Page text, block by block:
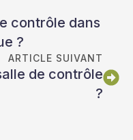
contrôle dans
?
ARTICLE SUIVANT
de contrôle
?